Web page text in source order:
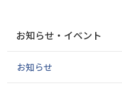
ゲ
シ
お知らせ・イベント
お知らせ